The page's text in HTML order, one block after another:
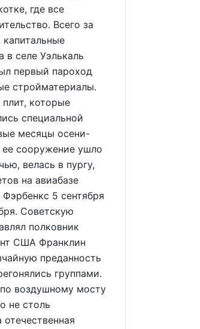
где все
Всего за
в селе Уэлькаль
первый пароход
стройматериалы.
которые
специальной
месяцы осени-
ее сооружение ушло
велась в пургу,
на авиабазе
5 сентября
Советскую
полковник
США Франклин
преданность
группами.
воздушному мосту
не столь